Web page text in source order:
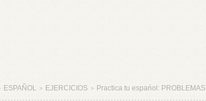
ESPAÑOL > EJERCICIOS >
Practica tu espańol: PROBLEMAS